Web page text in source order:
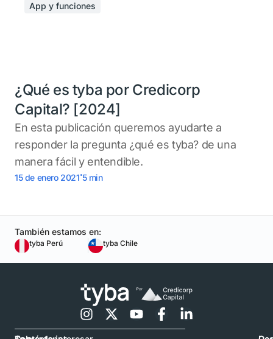
App y funciones
¿Qué es tyba por Credicorp
Capital? [2024]
En esta publicación queremos ayudarte a
responder la pregunta ¿qué es tyba? de una
manera fácil y entendible.
15 de enero 2021.5 min
También estamos en:
tyba Perú tyba Chile